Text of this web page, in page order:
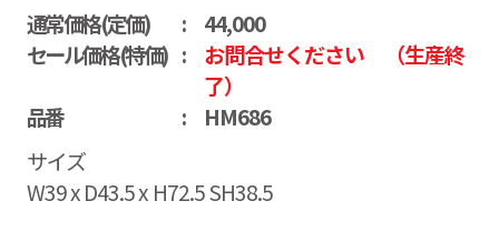
通常価格(定価)
44,000
セール価格(特価)
お問合せください （生産終
了）
品番
HM686
サイズ
W39 x D43.5 x H72.5 SH38.5